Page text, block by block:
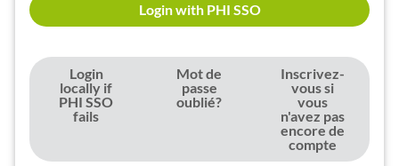
Login with PHI SSO
Login
locally if
PHI SSO
fails
Mot de
passe
oublié?
Inscrivez-
vous si
vous
n'avez pas
encore de
compte